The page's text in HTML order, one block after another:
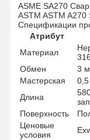
ASME SA270
ASTM ASTM A270
Спецификации
Атрибут
Материал
Обмен
3
Мастерская
Длина
Поверхность
Ценовые
условия